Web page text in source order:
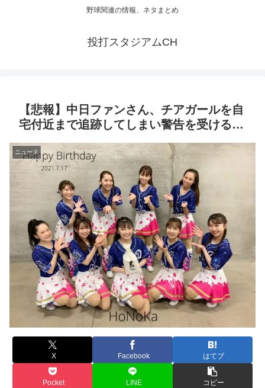
野球関連の情報、ネタまとめ
投打スタジアムCH
【悲報】中日ファンさん、チアガールを自
宅付近まで追跡してしまい警告を受ける…
ニュース
X Facebook はてブ
Pocket LINE コピー